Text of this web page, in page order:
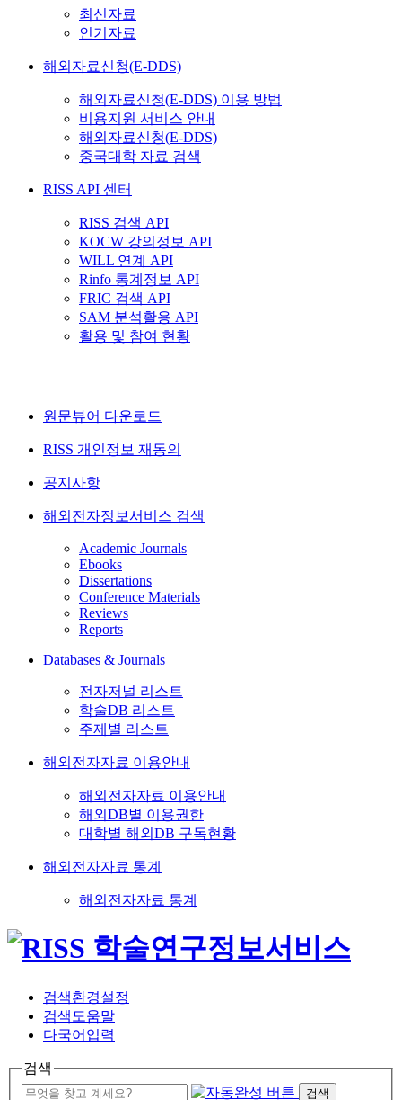
최신자료
인기자료
해외자료신청(E-DDS)
해외자료신청(E-DDS) 이용 방법
비용지원 서비스 안내
해외자료신청(E-DDS)
중국대학 자료 검색
RISS API 센터
RISS 검색 API
KOCW 강의정보 API
WILL 연계 API
Rinfo 통계정보 API
FRIC 검색 API
SAM 분석활용 API
활용 및 참여 현황
원문뷰어 다운로드
RISS 개인정보 재동의
공지사항
해외전자정보서비스 검색
Academic Journals
Ebooks
Dissertations
Conference Materials
Reviews
Reports
Databases & Journals
전자저널 리스트
학술DB 리스트
주제별 리스트
해외전자자료 이용안내
해외전자자료 이용안내
해외DB별 이용권한
대학별 해외DB 구독현황
해외전자자료 통계
해외전자자료 통계
검색환경설정
검색도움말
다국어입력
검색
검색